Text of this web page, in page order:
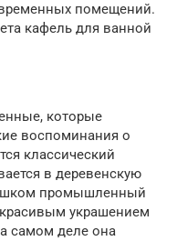
помещений.
кафель для ванной
которые
воспоминания о
классический
в деревенскую
промышленный
красивым украшением
самом деле она